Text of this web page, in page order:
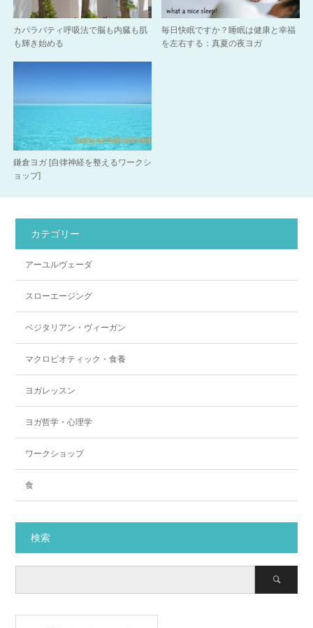
カパラバティ呼吸法で脳も内臓も肌
も輝き始める
毎日快眠ですか？睡眠は健康と幸福
を左右する：真夏の夜ヨガ
鎌倉ヨガ [自律神経を整えるワークシ
ョップ]
カテゴリー
アーユルヴェーダ
スローエージング
ベジタリアン・ヴィーガン
マクロビオティック・食養
ヨガレッスン
ヨガ哲学・心理学
ワークショップ
食
検索